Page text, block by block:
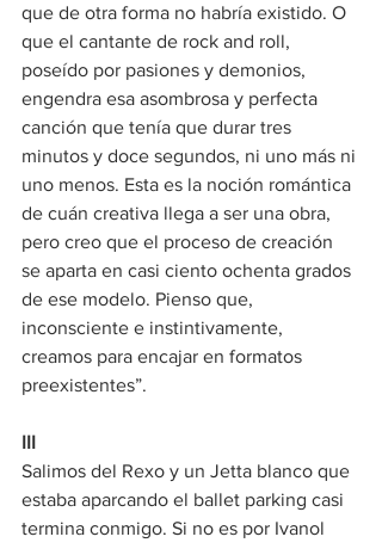
que de otra forma no habría existido. O
que el cantante de rock and roll,
poseído por pasiones y demonios,
engendra esa asombrosa y perfecta
canción que tenía que durar tres
minutos y doce segundos, ni uno más ni
uno menos. Esta es la noción romántica
de cuán creativa llega a ser una obra,
pero creo que el proceso de creación
se aparta en casi ciento ochenta grados
de ese modelo. Pienso que,
inconsciente e instintivamente,
creamos para encajar en formatos
preexistentes”.
III
Salimos del Rexo y un Jetta blanco que
estaba aparcando el ballet parking casi
termina conmigo. Si no es por Ivanol